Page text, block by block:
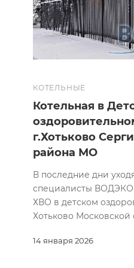
КОТЕЛЬНЫЕ
14 января 2026
Котельная в
г.Хотьково
района МО
В последние дни
специалисты ВОДЭКО
ХВО в детском
Хотьково Московской